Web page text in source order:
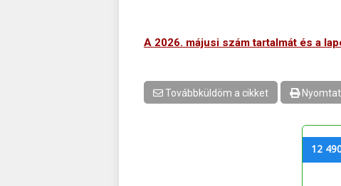
A 2026. májusi szám tartalmát és a
Továbbküldöm a cikket
12